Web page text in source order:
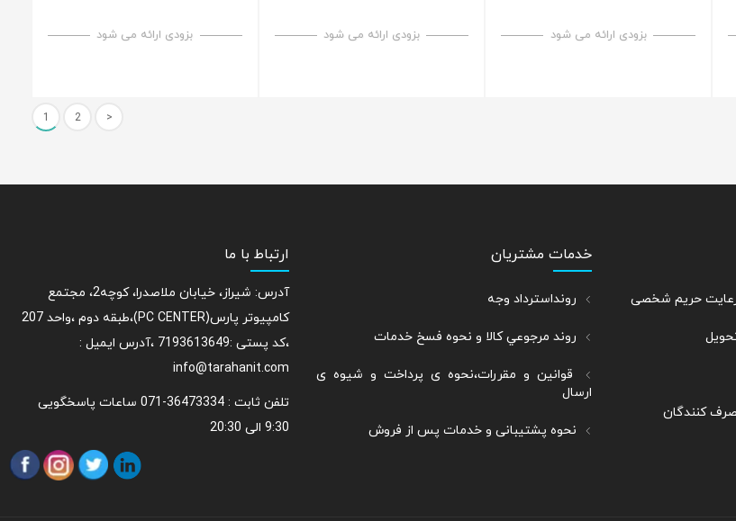
بزودی ارائه می شود بزودی ارائه می شود بزودی ارائه می شود
1 2 >
رعایت حریم شخصی
کنندگان
خدمات مشتریان
رونداسترداد وجه
روند مرجوعي كالا و نحوه فسخ خدمات
قوانین و مقررات،نحوه ی پرداخت و شیوه ی
ارسال
نحوه پشتیبانی و خدمات پس از فروش
ارتباط با ما
آدرس: شیراز، خیابان ملاصدرا، کوچه2، مجتمع
کامپیوتر پارس(PC CENTER)،طبقه دوم ،واحد 207
،کد پستی :7193613649 ،آدرس ایمیل :
info@tarahanit.com
تلفن ثابت :
36473334-071 ساعات پاسخگویی
9:30 الی 20:30